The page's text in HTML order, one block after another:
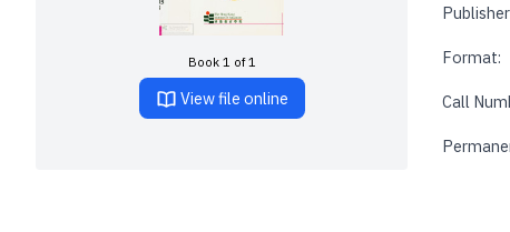
Book 1 of 1
View file online
Format:
Call